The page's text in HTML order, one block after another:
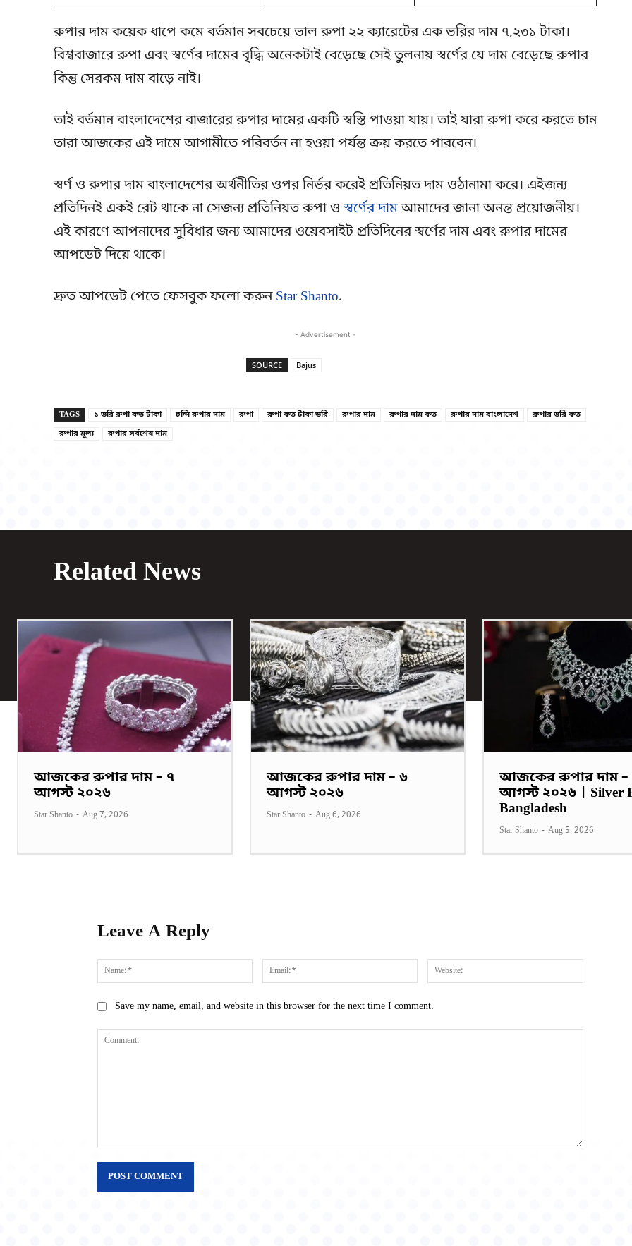
রুপার দাম কয়েক ধাপে কমে বর্তমান সবচেয়ে ভাল রুপা ২২ ক্যারেটের এক ভরির দাম ৭,২৩১ টাকা।
বিশ্ববাজারে রুপা এবং স্বর্ণের দামের বৃদ্ধি অনেকটাই বেড়েছে সেই তুলনায় স্বর্ণের যে দাম বেড়েছে রুপার
কিন্তু সেরকম দাম বাড়ে নাই।
তাই বর্তমান বাংলাদেশের বাজারের রুপার দামের একটি স্বস্তি পাওয়া যায়। তাই যারা রুপা করে করতে চান
তারা আজকের এই দামে আগামীতে পরিবর্তন না হওয়া পর্যন্ত ক্রয় করতে পারবেন।
স্বর্ণ ও রুপার দাম বাংলাদেশের অর্থনীতির ওপর নির্ভর করেই প্রতিনিয়ত দাম ওঠানামা করে। এইজন্য
প্রতিদিনই একই রেট থাকে না সেজন্য প্রতিনিয়ত রুপা ওস্বর্ণের দামআমাদের জানা অনন্ত প্রয়োজনীয়।
এই কারণে আপনাদের সুবিধার জন্য আমাদের ওয়েবসাইট প্রতিদিনের স্বর্ণের দাম এবং রুপার দামের
আপডেট দিয়ে থাকে।
দ্রুত আপডেট পেতে ফেসবুক ফলো করুন Star Shanto.
- Advertisement -
SOURCE Bajus
TAGS ১ ভরি রুপা কত টাকা চন্দি রুপার দাম রুপা রুপা কত টাকা ভরি রুপার দাম রুপার দাম কত রুপার দাম বাংলাদেশ
রুপার ভরি কত
রুপার মূল্য
রুপার সর্বশেষ দাম
Related News
আজকের রুপার দাম – ৭
আগস্ট ২০২৬
Star Shanto - Aug 7, 2026
আজকের রুপার দাম – ৬
আগস্ট ২০২৬
Star Shanto - Aug 6, 2026
আজকের রুপার দাম –
আগস্ট ২০২৬ | Silver
Bangladesh
Star Shanto - Aug 5, 2026
Leave A Reply
Name:* Email:*
Save my name, email, and website in this browser for the next time I comment.